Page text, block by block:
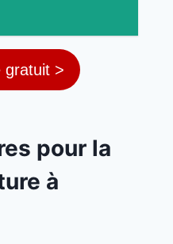
gratuit >
pour la
à